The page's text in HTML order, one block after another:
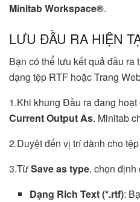
Minitab Workspace®.
LƯU ĐẦU RA HIỆN
Bạn có thể lưu kết quả đầu ra
dạng tệp RTF hoặc Trang
1.Khi khung Đầu ra đang hoạt
Current Output As. Minitab
2.Duyệt đến vị trí dành cho
3.TừSave as type, chọn định
Dạng Rich Text (*.rtf):